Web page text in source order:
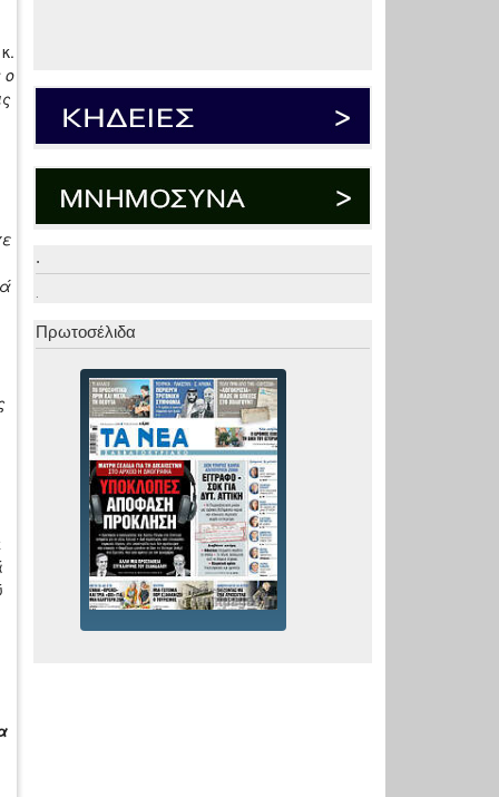
ο
.
.
Πρωτοσέλιδα